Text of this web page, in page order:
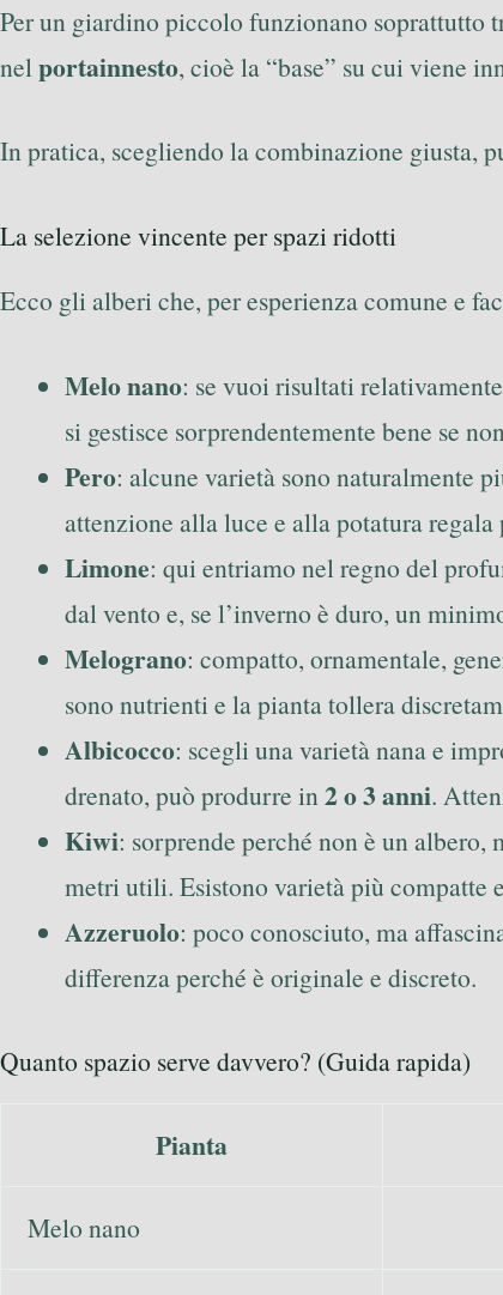
Per un giardino piccolo funzionano soprattutto
nelportainnesto, cioè la “base” su cui viene
In pratica, scegliendo la combinazione giusta,
La selezione vincente per spazi ridotti
Ecco gli alberi che, per esperienza comune e
Melo nano: se vuoi risultati
si gestisce sorprendentemente bene se
Pero: alcune varietà sono naturalmente
attenzione alla luce e alla potatura
Limone: qui entriamo nel regno del
dal vento e, se l’inverno è duro, un
Melograno: compatto, ornamentale,
sono nutrienti e la pianta tollera
Albicocco: scegli una varietà nana e
drenato, può produrre in 2 o 3 anni.
Kiwi: sorprende perché non è un
metri utili. Esistono varietà più compatte
Azzeruolo: poco conosciuto, ma
differenza perché è originale e discreto.
Quanto spazio serve davvero? (Guida rapida)
Pianta
Melo nano